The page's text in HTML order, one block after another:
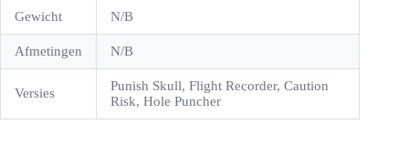
Gewicht N/B
Afmetingen N/B
Versies
Punish Skull, Flight Recorder, Caution
Risk, Hole Puncher